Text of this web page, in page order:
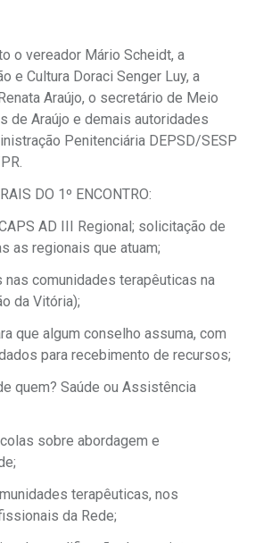
o vereador Mário Scheidt, a
e Cultura Doraci Senger Luy, a
Araújo, o secretário de Meio
de Araújo e demais autoridades
Penitenciária DEPSD/SESP
DO 1º ENCONTRO:
AD III Regional; solicitação de
as regionais que atuam;
nas comunidades terapêuticas na
da Vitória);
que algum conselho assuma, com
para recebimento de recursos;
quem? Saúde ou Assistência
sobre abordagem e
terapêuticas, nos
da Rede;